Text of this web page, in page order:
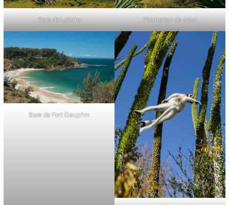
Baie de Lokaro Plantation de sisal
Baie de Fort Dauphin